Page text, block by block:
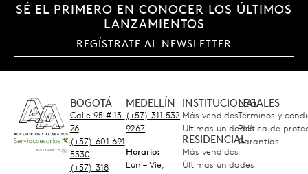
SÉ EL PRIMERO EN CONOCER LOS ÚLTIMOS
LANZAMIENTOS
REGÍSTRATE AL NEWSLETTER
BOGOTÁ
Calle 95 # 13-
76
(+57) 601 691
5330
(+57) 318
MEDELLÍN
(+57) 311 532
9267
Horario:
Lun – Vie,
INSTITUCIONAL
Más vendidos
Últimas unidades
RESIDENCIAL
Más vendidos
Últimas unidades
LEGALES
Términos y
Política de
Garantías